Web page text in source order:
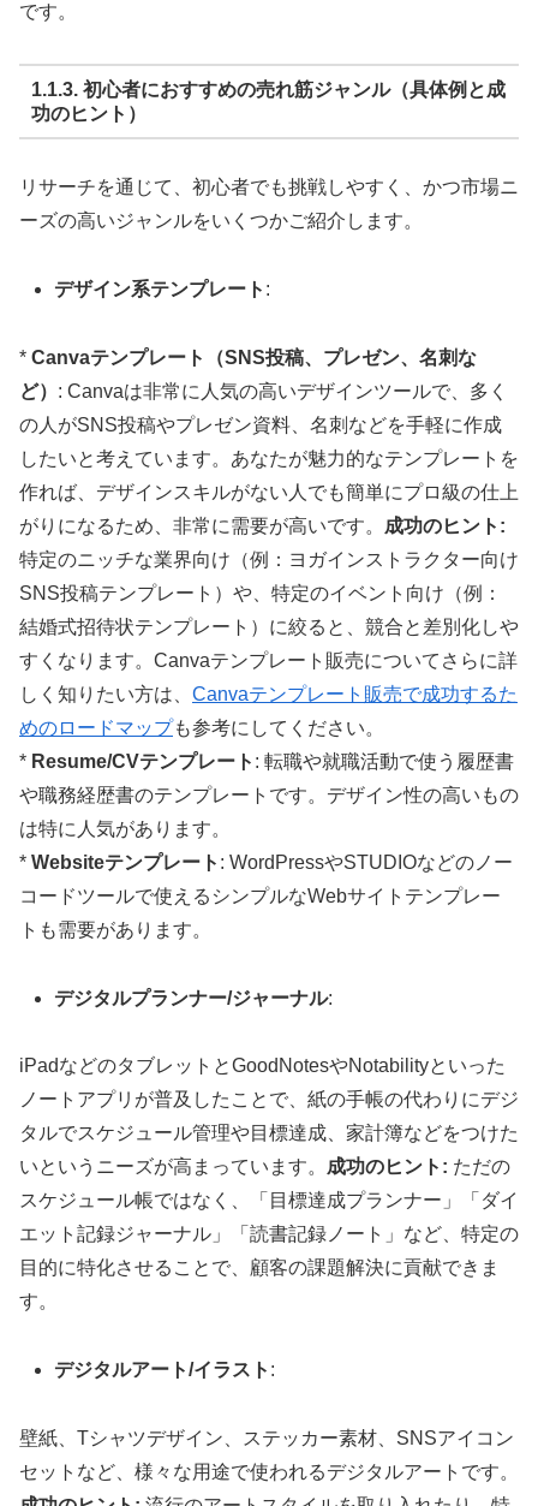
です。
1.1.3. 初心者におすすめの売れ筋ジャンル（具体例と成
功のヒント）
リサーチを通じて、初心者でも挑戦しやすく、かつ市場ニ
ーズの高いジャンルをいくつかご紹介します。
デザイン系テンプレート :
* Canvaテンプレート（SNS投稿、プレゼン、名刺な
ど） : Canvaは非常に人気の高いデザインツールで、多く
の人がSNS投稿やプレゼン資料、名刺などを手軽に作成
したいと考えています。あなたが魅力的なテンプレートを
作れば、デザインスキルがない人でも簡単にプロ級の仕上
がりになるため、非常に需要が高いです。 成功のヒント:
特定のニッチな業界向け（例：ヨガインストラクター向け
SNS投稿テンプレート）や、特定のイベント向け（例：
結婚式招待状テンプレート）に絞ると、競合と差別化しや
すくなります。Canvaテンプレート販売についてさらに詳
しく知りたい方は、 Canvaテンプレート販売で成功するた
めのロードマップも参考にしてください。
* Resume/CVテンプレート : 転職や就職活動で使う履歴書
や職務経歴書のテンプレートです。デザイン性の高いもの
は特に人気があります。
* Websiteテンプレート : WordPressやSTUDIOなどのノー
コードツールで使えるシンプルなWebサイトテンプレー
トも需要があります。
デジタルプランナー/ジャーナル:
iPadなどのタブレットとGoodNotesやNotabilityといった
ノートアプリが普及したことで、紙の手帳の代わりにデジ
タルでスケジュール管理や目標達成、家計簿などをつけた
いというニーズが高まっています。 成功のヒント: ただの
スケジュール帳ではなく、「目標達成プランナー」「ダイ
エット記録ジャーナル」「読書記録ノート」など、特定の
目的に特化させることで、顧客の課題解決に貢献できま
す。
デジタルアート/イラスト :
壁紙、Tシャツデザイン、ステッカー素材、SNSアイコン
セットなど、様々な用途で使われるデジタルアートです。